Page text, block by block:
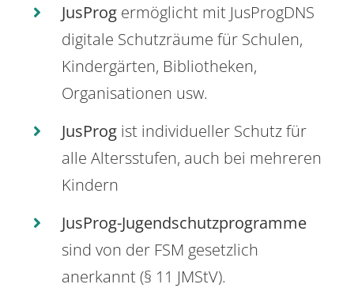
JusProg ermöglicht mit JusProgDNS
digitale Schutzräume für Schulen,
Kindergärten, Bibliotheken,
Organisationen usw.
JusProg ist individueller Schutz für
alle Altersstufen, auch bei mehreren
Kindern
JusProg-Jugendschutzprogramme
sind von der FSM gesetzlich
anerkannt (§ 11 JMStV).